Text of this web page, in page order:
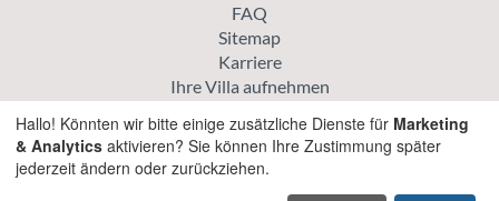
FAQ
Sitemap
Karriere
Ihre Villa aufnehmen
Datenschutz-Bestimmungen
Erkunden
Hallo! Könnten wir bitte einige zusätzliche Dienste für Marketing
& Analytics aktivieren? Sie können Ihre Zustimmung später
jederzeit ändern oder zurückziehen.